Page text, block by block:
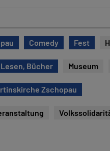
Comedy Fest
Lesen, Bücher Museum
Zschopau